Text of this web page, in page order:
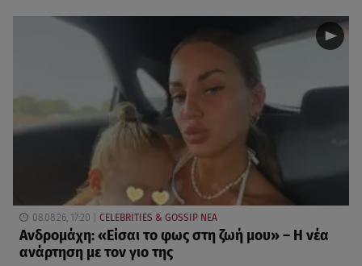
08.08.26, 17:20 CELEBRITIES & GOSSIP ΝΕΑ
Ανδρομάχη: «Είσαι το φως στη ζωή μου» – Η νέα
ανάρτηση με τον γιο της